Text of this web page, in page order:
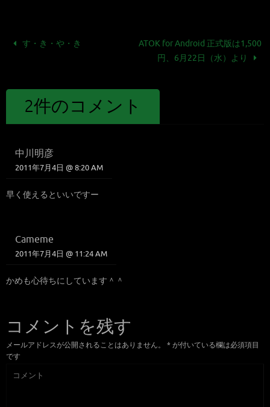
す・き・や・き
ATOK for Android 正式版は1,500
円、6月22日（水）より
2件のコメント
中川明彦
2011年7月4日 @ 8:20 AM
早く使えるといいですー
Cameme
2011年7月4日 @ 11:24 AM
かめも心待ちにしています＾＾
コメントを残す
メールアドレスが公開されることはありません。 * が付いている欄は必須項目
です